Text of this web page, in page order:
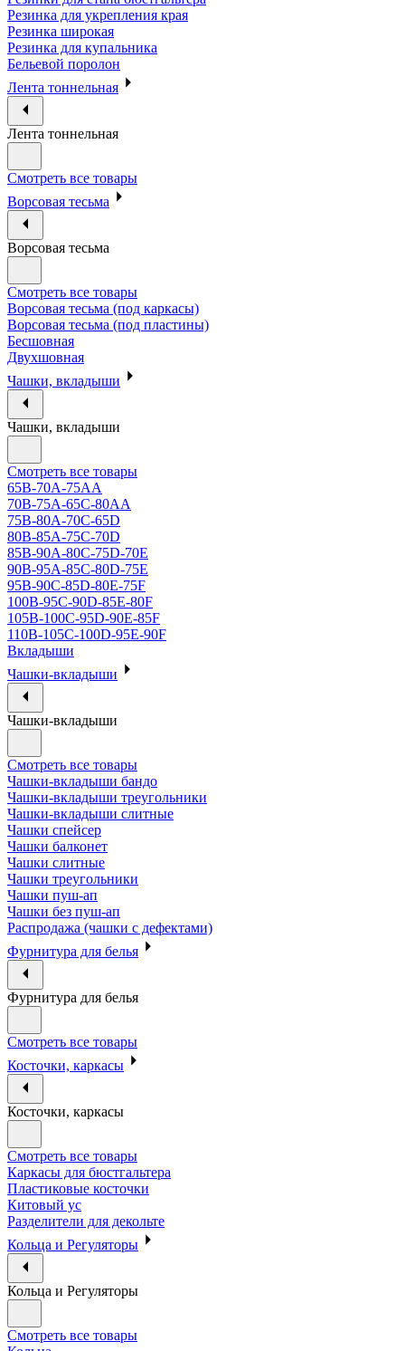
Резинка для укрепления края
Резинка широкая
Резинка для купальника
Бельевой поролон
Лента тоннельная
Лента тоннельная
Смотреть все товары
Ворсовая тесьма
Ворсовая тесьма
Смотреть все товары
Ворсовая тесьма (под каркасы)
Ворсовая тесьма (под пластины)
Бесшовная
Двухшовная
Чашки, вкладыши
Чашки, вкладыши
Смотреть все товары
65B-70A-75АА
70В-75А-65С-80АА
75В-80А-70С-65D
80В-85А-75С-70D
85В-90А-80С-75D-70E
90B-95A-85C-80D-75E
95B-90C-85D-80E-75F
100B-95C-90D-85E-80F
105B-100C-95D-90E-85F
110B-105C-100D-95E-90F
Вкладыши
Чашки-вкладыши
Чашки-вкладыши
Смотреть все товары
Чашки-вкладыши бандо
Чашки-вкладыши треугольники
Чашки-вкладыши слитные
Чашки спейсер
Чашки балконет
Чашки слитные
Чашки треугольники
Чашки пуш-ап
Чашки без пуш-ап
Распродажа (чашки с дефектами)
Фурнитура для белья
Фурнитура для белья
Смотреть все товары
Косточки, каркасы
Косточки, каркасы
Смотреть все товары
Каркасы для бюстгальтера
Пластиковые косточки
Китовый ус
Разделители для декольте
Кольца и Регуляторы
Кольца и Регуляторы
Смотреть все товары